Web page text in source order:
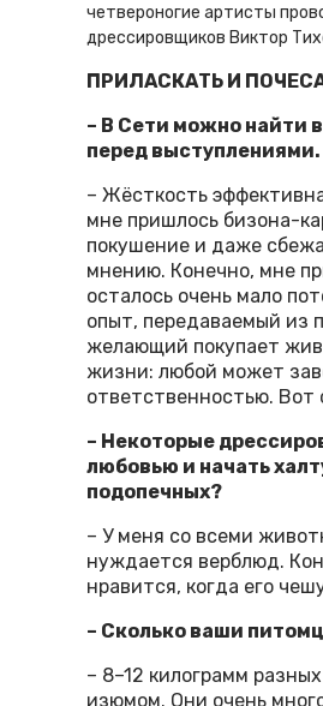
четвероногие артисты
дрессировщиков Виктор
ПРИЛАСКАТЬ И
– В Сети можно найти
перед
– Жёсткость
мне пришлось бизона-
покушение и даже
мнению. Конечно, мне
осталось очень мало
опыт, передаваемый из
желающий покупает
жизни: любой может
ответственностью.
– Некоторые
любовью и начать
подопечных?
– У меня со всеми
нуждается верблюд.
нравится, когда его
– Сколько ваши
– 8–12 килограмм
изюмом. Они очень